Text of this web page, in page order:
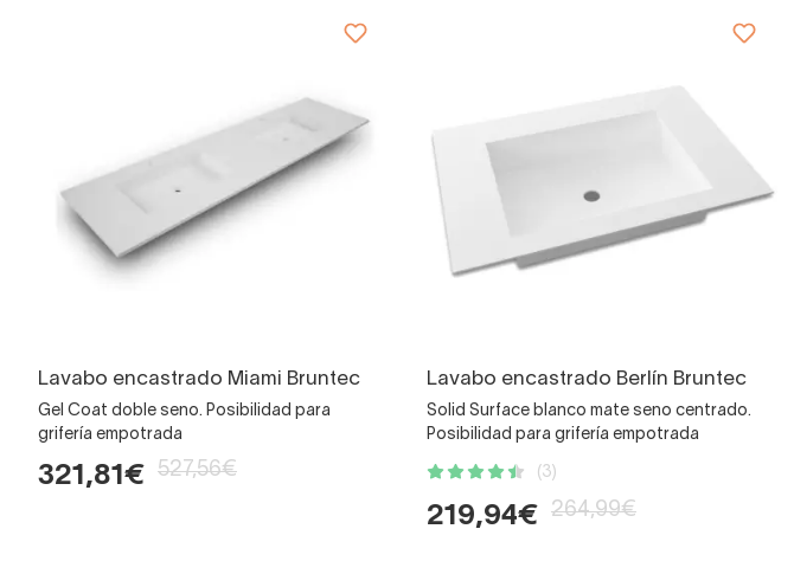
Lavabo encastrado Miami Bruntec
Gel Coat doble seno. Posibilidad para
grifería empotrada
321,81€ 527,56€
Lavabo encastrado Berlín Bruntec
Solid Surface blanco mate seno centrado.
Posibilidad para grifería empotrada
(3)
219,94€ 264,99€